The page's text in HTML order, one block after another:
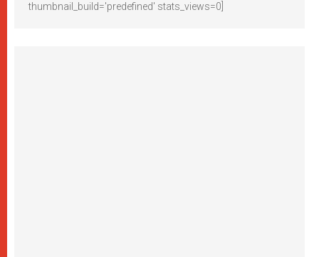
thumbnail_build='predefined' stats_views=0]